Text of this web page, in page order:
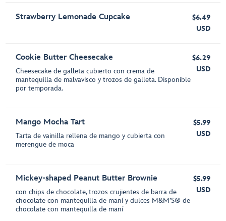
Strawberry Lemonade Cupcake
$6.49
USD
Cookie Butter Cheesecake
Cheesecake de galleta cubierto con crema de
mantequilla de malvavisco y trozos de galleta. Disponible
por temporada.
$6.29
USD
Mango Mocha Tart
Tarta de vainilla rellena de mango y cubierta con
merengue de moca
$5.99
USD
Mickey-shaped Peanut Butter Brownie
con chips de chocolate, trozos crujientes de barra de
chocolate con mantequilla de maní y dulces M&M’S® de
chocolate con mantequilla de maní
$5.99
USD